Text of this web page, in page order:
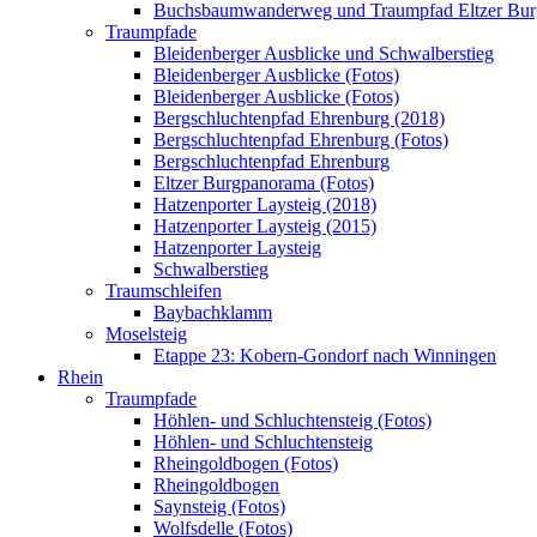
Buchsbaumwanderweg und Traumpfad Eltzer
Traumpfade
Bleidenberger Ausblicke und Schwalberstieg
Bleidenberger Ausblicke (Fotos)
Bleidenberger Ausblicke (Fotos)
Bergschluchtenpfad Ehrenburg (2018)
Bergschluchtenpfad Ehrenburg (Fotos)
Bergschluchtenpfad Ehrenburg
Eltzer Burgpanorama (Fotos)
Hatzenporter Laysteig (2018)
Hatzenporter Laysteig (2015)
Hatzenporter Laysteig
Schwalberstieg
Traumschleifen
Baybachklamm
Moselsteig
Etappe 23: Kobern-Gondorf nach Winningen
Rhein
Traumpfade
Höhlen- und Schluchtensteig (Fotos)
Höhlen- und Schluchtensteig
Rheingoldbogen (Fotos)
Rheingoldbogen
Saynsteig (Fotos)
Wolfsdelle (Fotos)